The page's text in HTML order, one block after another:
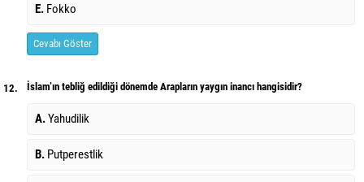
E. Fokko
Cevabı Göster
12. İslam’ın tebliğ edildiği dönemde Arapların yaygın inancı hangisidir?
A.Yahudilik
B. Putperestlik